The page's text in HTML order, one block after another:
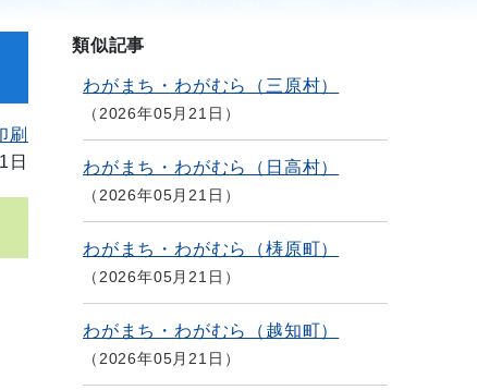
刷
日
類似記事
わがまち・わがむら（三原村）
2026年05月21日
わがまち・わがむら（日高村）
2026年05月21日
わがまち・わがむら（梼原町）
2026年05月21日
わがまち・わがむら（越知町）
2026年05月21日